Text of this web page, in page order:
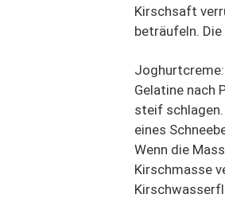
Kirschsaft
beträufeln.
Joghurtcreme:
Gelatine nach
steif
eines
Wenn die
Kirschmasse